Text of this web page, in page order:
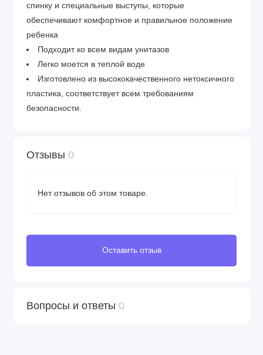
спинку и специальные выступы, которые
обеспечивают комфортное и правильное положение
ребенка
Подходит ко всем видам унитазов
Легко моется в теплой воде
Изготовлено из высококачественного нетоксичного
пластика, соответствует всем требованиям
безопасности.
Отзывы 0
Нет отзывов об этом товаре.
Оставить отзыв
Вопросы и ответы 0